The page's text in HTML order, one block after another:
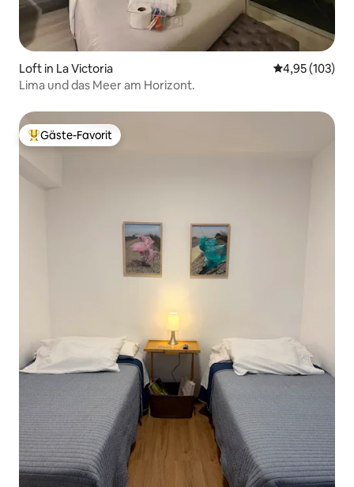
Loft in La Victoria
4,95 (103)
Lima und das Meer am Horizont.
Beliebter Gäste-Favorit.
Gäste-Favorit